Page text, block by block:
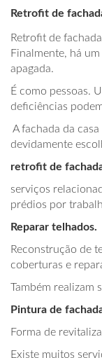
Retrofit de
Retrofit de
Finalmente, há
apagada.
É como pessoas.
deficiências
A fachada da
devidamente
retrofit de
serviços
prédios por
Reparar telhados.
Reconstrução de
coberturas e
Também realizam
Pintura de
Forma de
Existe muitos